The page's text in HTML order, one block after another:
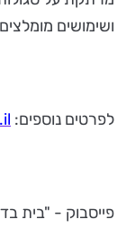
ושימושים
לפרטים נוספים:
פייסבוק - "בית בד